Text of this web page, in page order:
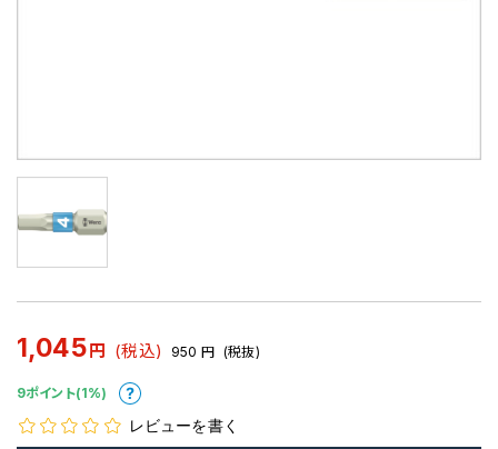
1,045 円 (税込) 950 円 (税抜)
9ポイント(1%)
レビューを書く